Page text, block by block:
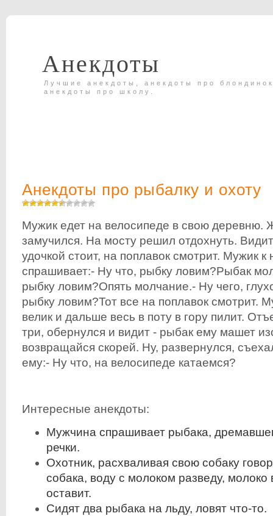
Анекдоты
Лучшие анекдоты, анекдоты про
анекдоты про школу.
Анекдоты про рыбалку и охоту
Мужик едет на велосипеде в свою деревню.
замучился. На мосту решил отдохнуть.
удочкой стоит, на поплавок смотрит. Мужик
спрашивает:- Ну что, рыбку ловим?Рыбак
рыбку ловим?Опять молчание.- Ну чего,
рыбку ловим?Тот все на поплавок смотрит.
велик и дальше весь в поту в гору пилит.
три, обернулся и видит - рыбак ему машет
возвращайся скорей. Ну, развернулся,
ему:- Ну что, на велосипеде катаемся?
Интересные анекдоты:
Мужчина спрашивает рыбака,
речки.
Охотник, расхваливая свою собаку
собака, воду с молоком разведу, молоко
оставит.
Сидят два рыбака на льду, ловят что-то.